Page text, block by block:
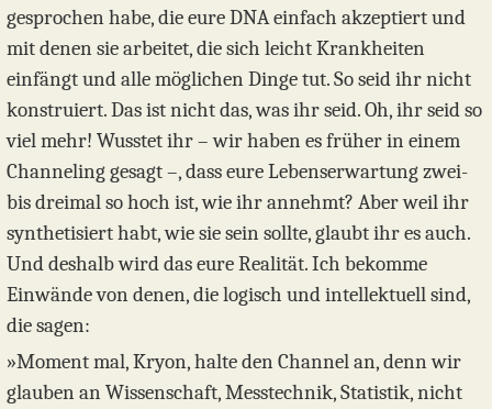
gesprochen habe, die eure DNA einfach akzeptiert und
mit denen sie arbeitet, die sich leicht Krankheiten
einfängt und alle möglichen Dinge tut. So seid ihr nicht
konstruiert. Das ist nicht das, was ihr seid. Oh, ihr seid so
viel mehr! Wusstet ihr – wir haben es früher in einem
Channeling gesagt –, dass eure Lebenserwartung zwei-
bis dreimal so hoch ist, wie ihr annehmt? Aber weil ihr
synthetisiert habt, wie sie sein sollte, glaubt ihr es auch.
Und deshalb wird das eure Realität. Ich bekomme
Einwände von denen, die logisch und intellektuell sind,
die sagen:
»Moment mal, Kryon, halte den Channel an, denn wir
glauben an Wissenschaft, Messtechnik, Statistik, nicht